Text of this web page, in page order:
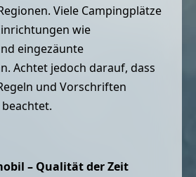
Viele Campingplätze
wie
eingezäunte
Achtet jedoch darauf, dass
und Vorschriften
– Qualität der Zeit